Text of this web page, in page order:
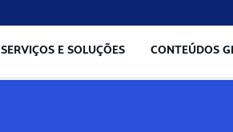
SERVIÇOS E SOLUÇÕES CONTEÚDOS